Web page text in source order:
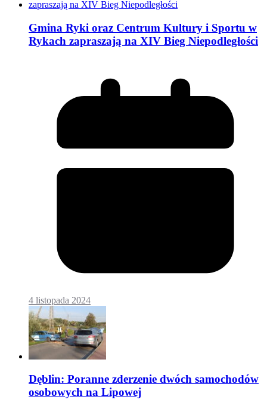
Gmina Ryki oraz Centrum Kultury i Sportu w
Rykach zapraszają na XIV Bieg Niepodległości
4 listopada 2024
Dęblin: Poranne zderzenie dwóch samochodów
osobowych na Lipowej